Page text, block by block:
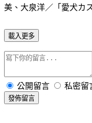
美、大泉洋／「愛犬カ
載入更多
公開留言 私密留
發佈留言